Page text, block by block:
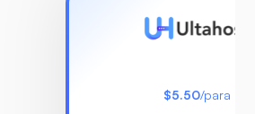
$5.50/para